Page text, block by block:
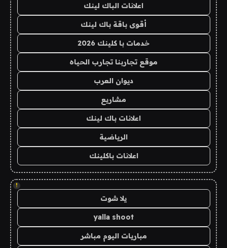
اعلانات الباك لينك
أقوى باقة باك لينك
خدمات با كلينك 2026
موقع تجاربنا تجارب الحياه
ديوان العرب
مشاريع
اعلانات باك لينك
الرياضية
اعلانات باكلينك
!
يلا شوت
yalla shoot
مباريات اليوم مباشر